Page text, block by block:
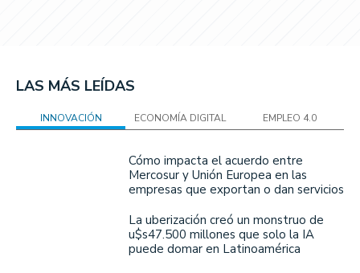
LAS MÁS LEÍDAS
INNOVACIÓN ECONOMÍA DIGITAL EMPLEO 4.0
Cómo impacta el acuerdo entre
Mercosur y Unión Europea en las
empresas que exportan o dan servicios
La uberización creó un monstruo de
u$s47.500 millones que solo la IA
puede domar en Latinoamérica